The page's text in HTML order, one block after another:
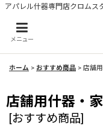
アパレル什器専門店クロムス
メニュー
ホーム > おすすめ商品 > 店舗
店舗用什器・
[おすすめ商品]